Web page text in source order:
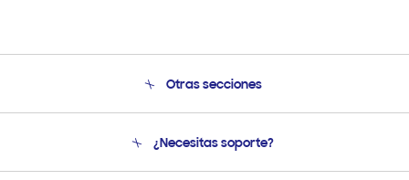
Otras secciones
Soporte
¿Necesitas soporte?